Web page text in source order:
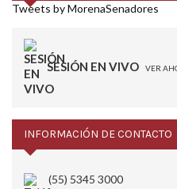
Tweets by MorenaSenadores
SESIÓN EN VIVO VER
INFORMACIÓN DE CONTACTO
(55) 5345 3000